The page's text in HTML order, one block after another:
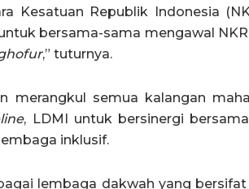
Kesatuan Republik Indonesia
bersama-sama mengawal
,” tuturnya.
merangkul semua kalangan
, LDMI untuk bersinergi
inklusif.
lembaga dakwah yang bersifat